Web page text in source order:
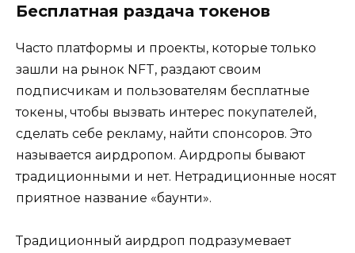
Бесплатная раздача токенов
Часто платформы и проекты, которые только
зашли на рынок NFT, раздают своим
подписчикам и пользователям бесплатные
токены, чтобы вызвать интерес покупателей,
сделать себе рекламу, найти спонсоров. Это
называется аирдропом. Аирдропы бывают
традиционными и нет. Нетрадиционные носят
приятное название «баунти».
Традиционный аирдроп подразумевает